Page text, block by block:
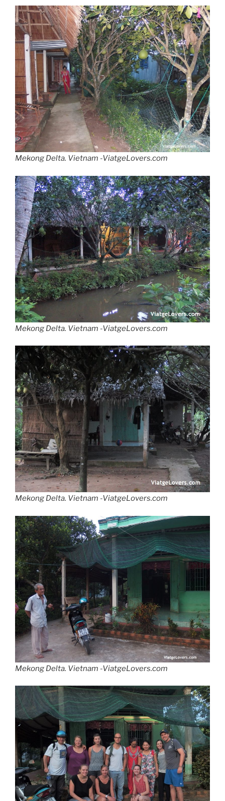
Mekong Delta. Vietnam -ViatgeLovers.com
Mekong Delta. Vietnam -ViatgeLovers.com
Mekong Delta. Vietnam -ViatgeLovers.com
Mekong Delta. Vietnam -ViatgeLovers.com